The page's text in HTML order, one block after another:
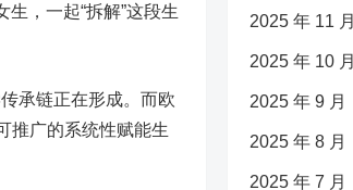
，一起“拆解”这段生
承链正在形成。而欧
推广的系统性赋能生
2025 年 11 月
2025 年 10 月
2025 年 9 月
2025 年 8 月
2025 年 7 月